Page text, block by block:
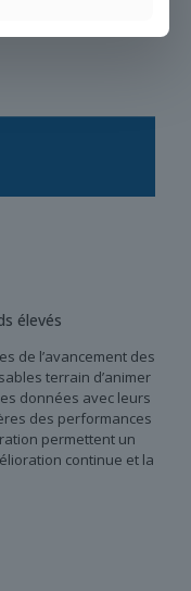
élevés
de l’avancement des
terrain d’animer
données avec leurs
des performances
permettent un
continue et la